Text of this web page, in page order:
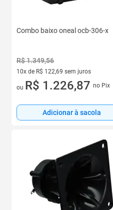
Combo baixo oneal ocb-306-x
R$ 1.349,56
10x de R$ 122,69 sem juros
10 vez de R$ 122,69 sem juros
ou R$ 1.226,87 no Pix
Adicionar à sacola